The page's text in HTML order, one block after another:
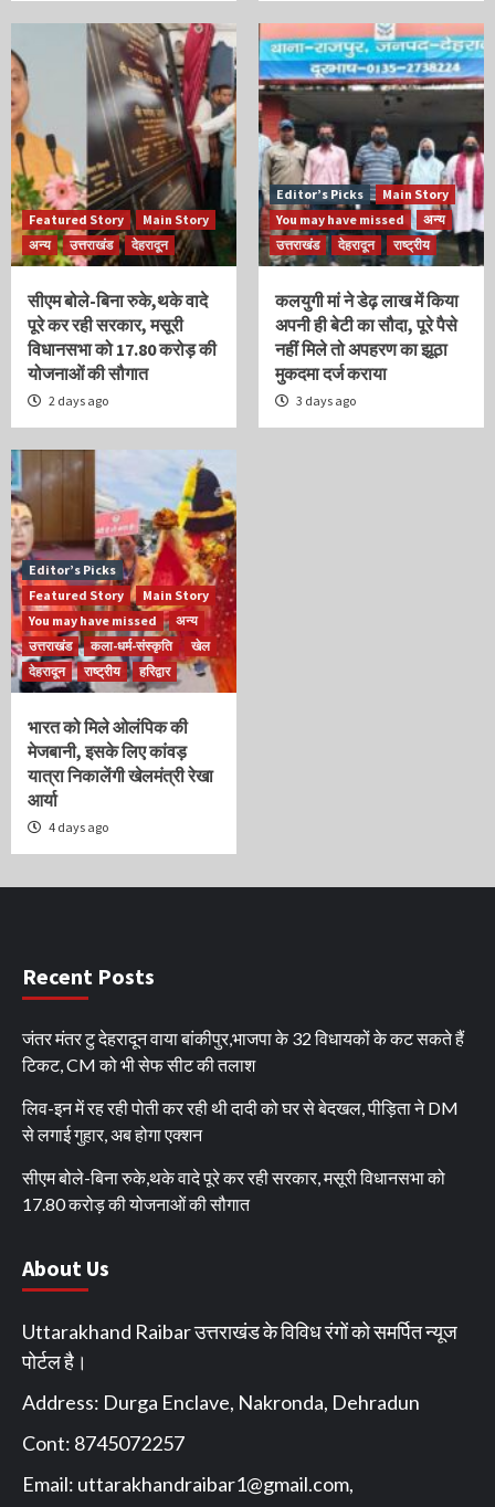
Featured Story
Main Story
अन्य
उत्तराखंड देहरादून
सीएम बोले-बिना रुके,थके वादे
पूरे कर रही सरकार, मसूरी
विधानसभा को 17.80 करोड़ की
योजनाओं की सौगात
2 days ago
Editor’s Picks
Main Story
You may have missed
अन्य
उत्तराखंड
देहरादून राष्ट्रीय
कलयुगी मां ने डेढ़ लाख में किया
अपनी ही बेटी का सौदा, पूरे पैसे
नहीं मिले तो अपहरण का झूठा
मुकदमा दर्ज कराया
3 days ago
Editor’s Picks
Featured Story
Main Story
You may have missed
अन्य
उत्तराखंड
कला-धर्म-संस्कृति
खेल
देहरादून
राष्ट्रीय हरिद्वार
भारत को मिले ओलंपिक की
मेजबानी, इसके लिए कांवड़
यात्रा निकालेंगी खेलमंत्री रेखा
आर्या
4 days ago
Recent Posts
जंतर मंतर टु देहरादून वाया बांकीपुर,भाजपा के 32 विधायकों के कट सकते हैं
टिकट, CM को भी सेफ सीट की तलाश
लिव-इन में रह रही पोती कर रही थी दादी को घर से बेदखल, पीड़िता ने DM
से लगाई गुहार, अब होगा एक्शन
सीएम बोले-बिना रुके,थके वादे पूरे कर रही सरकार, मसूरी विधानसभा को
17.80 करोड़ की योजनाओं की सौगात
About Us
Uttarakhand Raibar उत्तराखंड के विविध रंगों को समर्पित न्यूज
पोर्टल है।
Address: Durga Enclave, Nakronda, Dehradun
Cont: 8745072257
Email: uttarakhandraibar1@gmail.com,